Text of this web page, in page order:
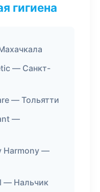
гигиена
— Санкт-
— Тольятти
—
Harmony —
— Нальчик